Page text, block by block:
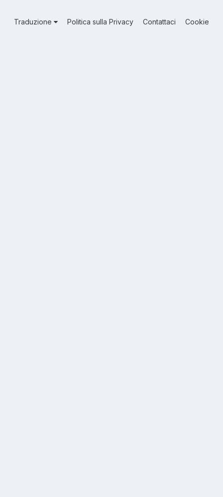
Traduzione Politica sulla Privacy Contattaci Cookie